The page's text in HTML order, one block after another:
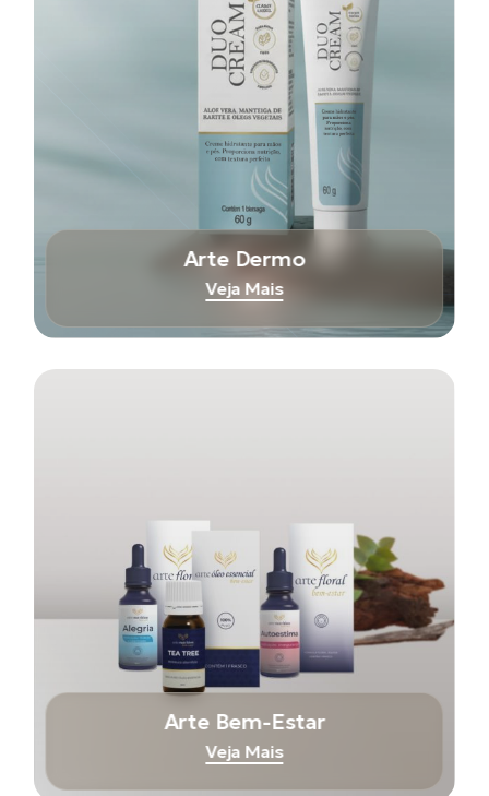
Arte Dermo
Veja Mais
Arte Bem-Estar
Veja Mais